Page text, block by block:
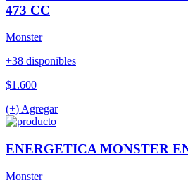
473 CC
Monster
+38 disponibles
$1.600
(+) Agregar
ENERGETICA MONSTER
Monster